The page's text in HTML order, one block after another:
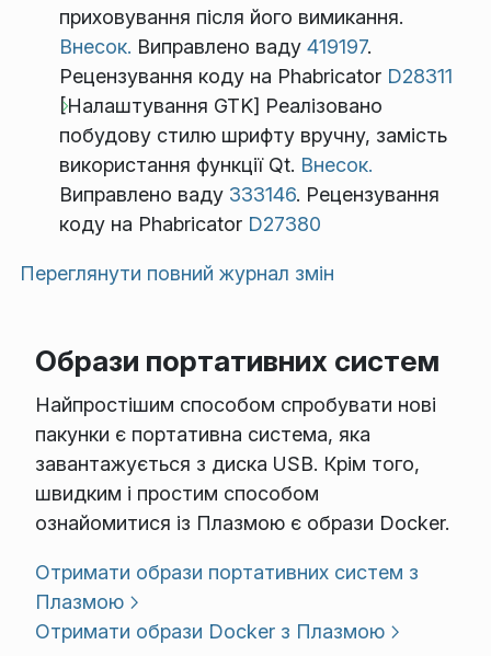
приховування після його вимикання.
Внесок. Виправлено ваду 419197.
Рецензування коду на Phabricator D28311
[Налаштування GTK] Реалізовано
побудову стилю шрифту вручну, замість
використання функції Qt. Внесок.
Виправлено ваду 333146. Рецензування
коду на Phabricator D27380
Переглянути повний журнал змін
Образи портативних систем
Найпростішим способом спробувати нові
пакунки є портативна система, яка
завантажується з диска USB. Крім того,
швидким і простим способом
ознайомитися із Плазмою є образи Docker.
Отримати образи портативних систем з
Плазмою
Отримати образи Docker з Плазмою